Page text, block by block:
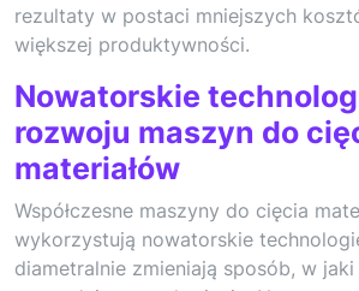
rezultaty w postaci mniejszych
większej produktywności.
Nowatorskie
rozwoju maszyn do
materiałów
Współczesne maszyny do cięcia
wykorzystują nowatorskie
diametralnie zmieniają sposób, w jaki